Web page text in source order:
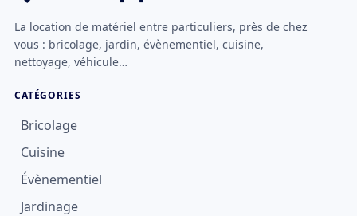
La location de matériel entre particuliers, près de chez
vous : bricolage, jardin, évènementiel, cuisine,
nettoyage, véhicule…
CATÉGORIES
Bricolage
Cuisine
Évènementiel
Jardinage